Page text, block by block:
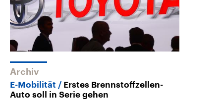
Archiv
E-Mobilität
Erstes Brennstoffzellen-
Auto soll in Serie gehen